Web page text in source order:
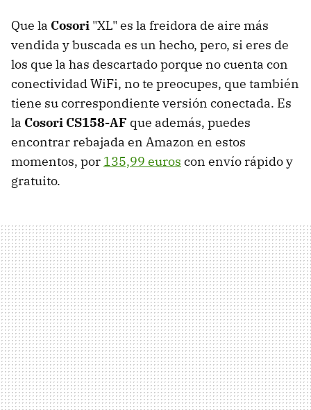
Que la Cosori "XL" es la freidora de aire más
vendida y buscada es un hecho, pero, si eres de
los que la has descartado porque no cuenta con
conectividad WiFi, no te preocupes, que también
tiene su correspondiente versión conectada. Es
la Cosori CS158-AF que además, puedes
encontrar rebajada en Amazon en estos
momentos, por 135,99 euros con envío rápido y
gratuito.